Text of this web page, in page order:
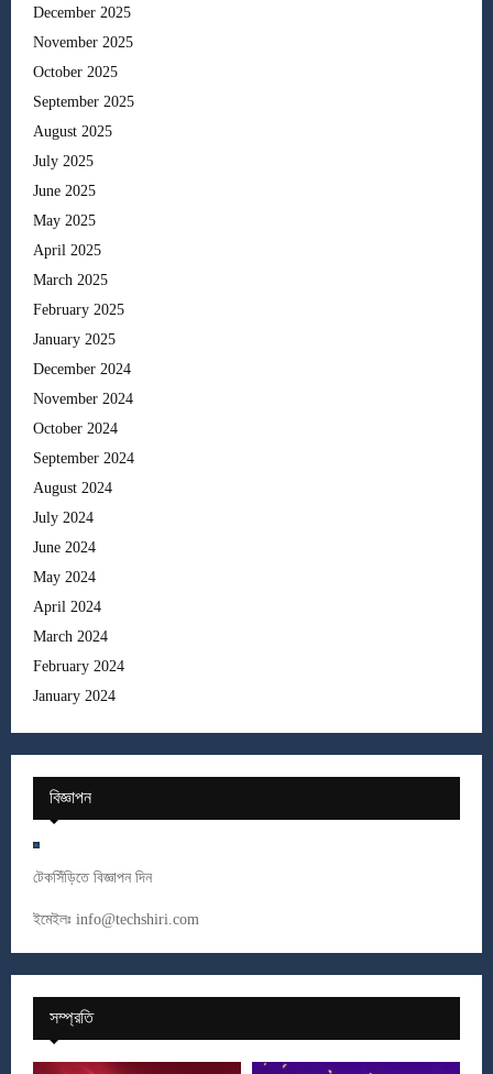
December 2025
November 2025
October 2025
September 2025
August 2025
July 2025
June 2025
May 2025
April 2025
March 2025
February 2025
January 2025
December 2024
November 2024
October 2024
September 2024
August 2024
July 2024
June 2024
May 2024
April 2024
March 2024
February 2024
January 2024
বিজ্ঞাপন
টেকসিঁড়িতে বিজ্ঞাপন দিন
ইমেইলঃ info@techshiri.com
সম্প্রতি